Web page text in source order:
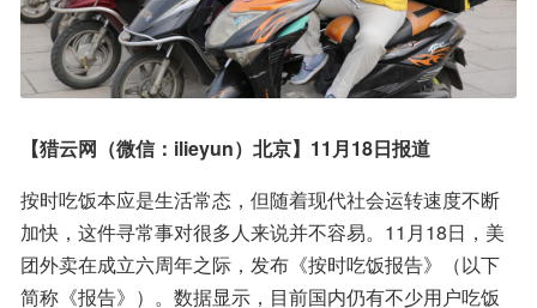
【猎云网（微信：ilieyun）北京】11月18日报道
按时吃饭本应是生活常态，但随着现代社会运转速度不断
加快，这件寻常事对很多人来说并不容易。11月18日，美
团外卖在成立六周年之际，发布《按时吃饭报告》（以下
简称《报告》）。数据显示，目前国内仍有不少用户吃饭